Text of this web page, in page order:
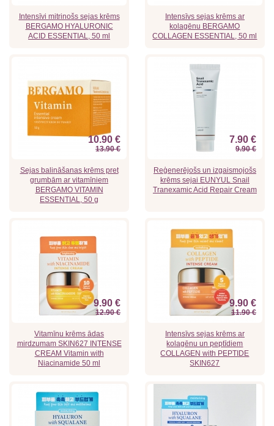
Intensīvi mitrinošs sejas krēms
BERGAMO HYALURONIC
ACID ESSENTIAL, 50 ml
Intensīvs sejas krēms ar
kolagēnu BERGAMO
COLLAGEN ESSENTIAL, 50 ml
10.90 €
13.90 €
Sejas balināšanas krēms pret
grumbām ar vitamīniem
BERGAMO VITAMIN
ESSENTIAL, 50 g
7.90 €
9.90 €
Reģenerējošs un izgaismojošs
krēms sejai EUNYUL Snail
Tranexamic Acid Repair Cream
9.90 €
12.90 €
Vitamīnu krēms ādas
mirdzumam SKIN627 INTENSE
CREAM Vitamin with
Niacinamide 50 ml
9.90 €
11.90 €
Intensīvs sejas krēms ar
kolagēnu un peptīdiem
COLLAGEN with PEPTIDE
SKIN627